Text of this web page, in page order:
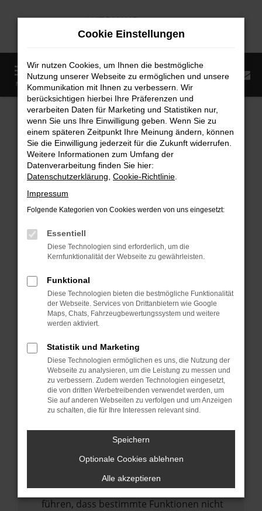
Zum
MENÜ
Startseite Fahrzeugangebote Fahrzeugmarkt
Fahrzeugmarkt
Fehler: Network Error
Beim Laden ist ein Fehler aufgetreten.
Hier sind ein paar Tipps, die dir helfen können:
Überprüfe deine Firewall und deine
Internetverbindung.
deine Suchmaschine?
Prüfe deine Browsererweiterungen.
Manche Erweiterungen, wie Werbeblocker,
können das Laden bestimmter Seiten
anderen Browser oder in einem privaten
Fenster?
Starte dein Gerät neu.
Das kann manchmal helfen,
vorübergehende Probleme zu beheben.
Stelle sicher, dass dein Browser und dein
Betriebssystem auf dem neuesten Stand
Veraltete Software birgt nicht nur ein
Sicherheitsrisiko, sondern kann auch dazu
führen, dass bestimmte Funktionen nicht
Cookie Einstellungen
Wir nutzen Cookies, um Ihnen die bestmögliche
Nutzung unserer Webseite zu ermöglichen und unsere
Kommunikation mit Ihnen zu verbessern. Wir
berücksichtigen hierbei Ihre Präferenzen und
verarbeiten Daten für Marketing und Statistiken nur,
wenn Sie uns Ihre Einwilligung geben. Wenn Sie zu
einem späteren Zeitpunkt Ihre Meinung ändern, können
Sie die Einwilligung jederzeit für die Zukunft widerrufen.
Weitere Informationen zum Umfang der
Datenverarbeitung finden Sie hier:
Datenschutzerklärung Cookie-Richtlinie
Impressum
Folgende Kategorien von Cookies werden von uns eingesetzt:
Essentiell
Diese Technologien sind erforderlich, um die
Kernfunktionalität der Webseite zu gewährleisten.
Funktional
Diese Technologien bieten die bestmögliche Funktionalität
der Webseite. Services von Drittanbietern wie Google
Maps, Chats, Fahrzeugbewertungssystem und weitere
werden aktiviert.
Statistik und Marketing
Diese Technologien ermöglichen es uns, die Nutzung der
Webseite zu analysieren, um die Leistung zu messen und
zu verbessern. Zudem werden Technologien eingesetzt,
die von dritten Werbetreibenden verwendet werden, um
Sie auf anderen Webseiten zu verfolgen und um Anzeigen
zu schalten, die für Ihre Interessen relevant sind.
Speichern
Optionale Cookies ablehnen
Alle akzeptieren